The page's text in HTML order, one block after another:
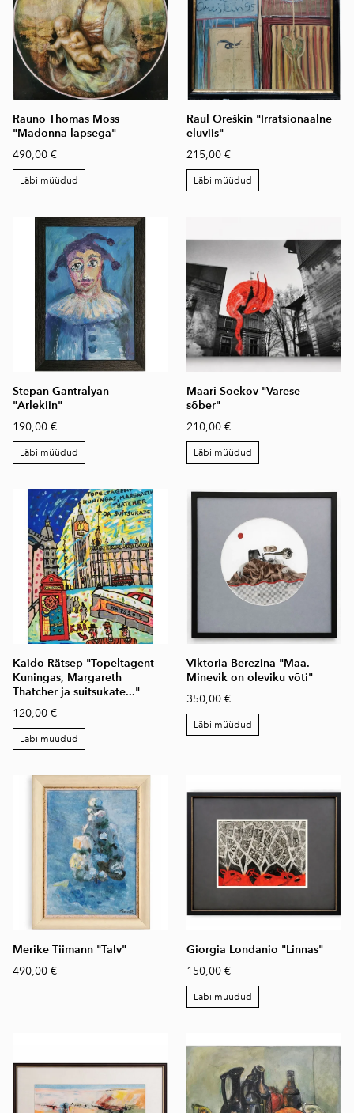
Rauno Thomas Moss
"Madonna lapsega"
490,00 €
Läbi müüdud
Raul Oreškin "Irratsionaalne
eluviis"
215,00 €
Läbi müüdud
Stepan Gantralyan
"Arlekiin"
190,00 €
Läbi müüdud
Maari Soekov "Varese
sõber"
210,00 €
Läbi müüdud
Kaido Rätsep "Topeltagent
Kuningas, Margareth
Thatcher ja suitsukate..."
120,00 €
Läbi müüdud
Viktoria Berezina "Maa.
Minevik on oleviku võti"
350,00 €
Läbi müüdud
Merike Tiimann "Talv"
490,00 €
Giorgia Londanio "Linnas"
150,00 €
Läbi müüdud